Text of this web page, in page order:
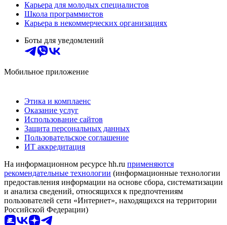
Карьера для молодых специалистов
Школа программистов
Карьера в некоммерческих организациях
Боты для уведомлений
Мобильное приложение
Этика и комплаенс
Оказание услуг
Использование сайтов
Защита персональных данных
Пользовательское соглашение
ИТ аккредитация
На информационном ресурсе hh.ru применяются
рекомендательные технологии (информационные технологии
предоставления информации на основе сбора, систематизации
и анализа сведений, относящихся к предпочтениям
пользователей сети «Интернет», находящихся на территории
Российской Федерации)